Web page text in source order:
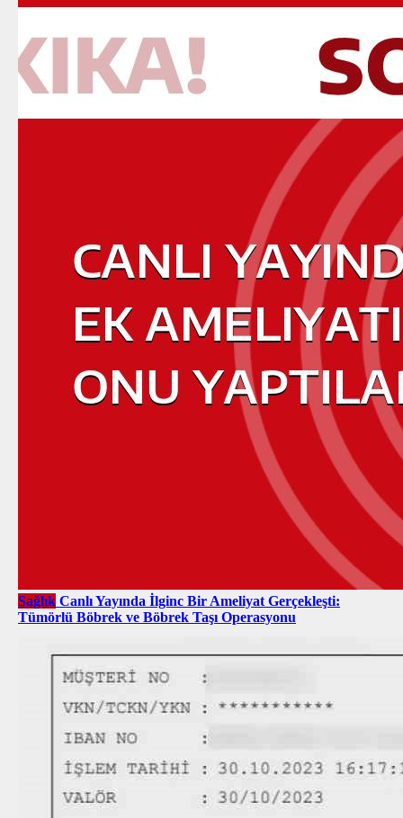
Sağlık Canlı Yayında İlginc Bir Ameliyat Gerçekleşti:
Tümörlü Böbrek ve Böbrek Taşı Operasyonu